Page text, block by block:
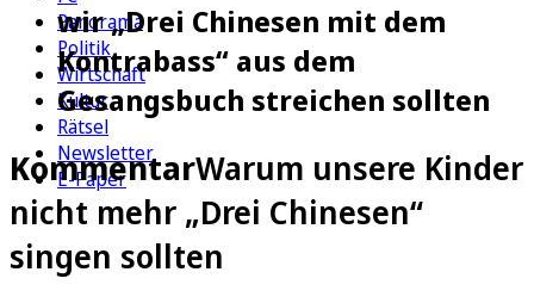
Panorama
Politik
Wirtschaft
Kultur
Rätsel
Newsletter
E-Paper
wir „Drei Chinesen mit dem
Kontrabass“ aus dem
Gesangsbuch streichen sollten
KommentarWarum unsere Kinder
nicht mehr „Drei Chinesen“
singen sollten